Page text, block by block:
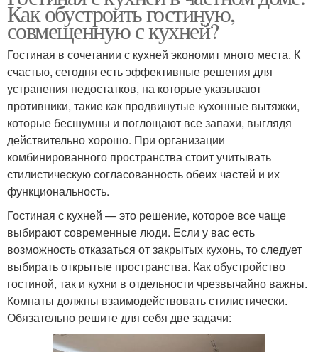
Как обустроить гостиную,
совмещенную с кухней?
Гостиная в сочетании с кухней экономит много места. К
счастью, сегодня есть эффективные решения для
устранения недостатков, на которые указывают
противники, такие как продвинутые кухонные вытяжки,
которые бесшумны и поглощают все запахи, выглядя
действительно хорошо. При организации
комбинированного пространства стоит учитывать
стилистическую согласованность обеих частей и их
функциональность.
Гостиная с кухней — это решение, которое все чаще
выбирают современные люди. Если у вас есть
возможность отказаться от закрытых кухонь, то следует
выбирать открытые пространства. Как обустройство
гостиной, так и кухни в отдельности чрезвычайно важны.
Комнаты должны взаимодействовать стилистически.
Обязательно решите для себя две задачи: